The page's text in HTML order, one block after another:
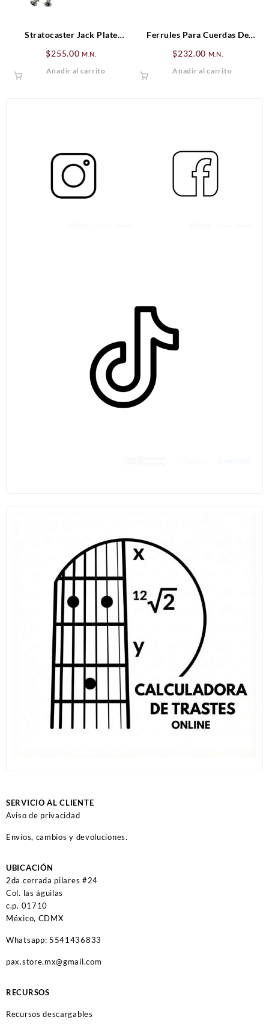
Stratocaster Jack Plate
$255.00 M.N.
Añadir al carrito
Ferrules Para Cuerdas De
$232.00 M.N.
Añadir al carrito
SERVICIO AL CLIENTE
Aviso de privacidad
Envíos, cambios y devoluciones.
UBICACIÓN
2da cerrada pilares #24
Col. las águilas
c.p. 01710
México, CDMX
Whatsapp: 5541436833
pax.store.mx@gmail.com
RECURSOS
Recursos descargables